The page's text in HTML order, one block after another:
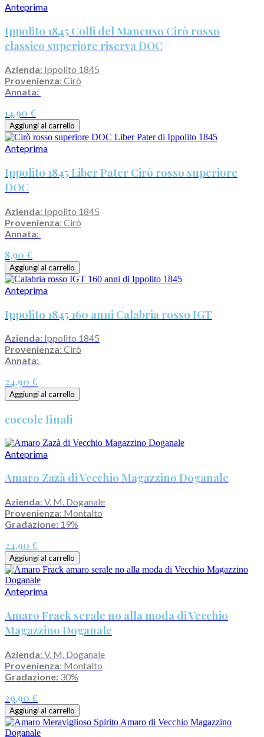
Anteprima
Ippolito 1845 Colli del Mancuso Cirò rosso
classico superiore riserva DOC
Azienda: Ippolito 1845
Provenienza: Cirò
Annata:
14,90 €
Aggiungi al carrello
Anteprima
Ippolito 1845 Liber Pater Cirò rosso superiore
DOC
Azienda: Ippolito 1845
Provenienza: Cirò
Annata:
8,90 €
Aggiungi al carrello
Anteprima
Ippolito 1845 160 anni Calabria rosso IGT
Azienda: Ippolito 1845
Provenienza: Cirò
Annata:
24,90 €
Aggiungi al carrello
coccole finali
Anteprima
Amaro Zazà di Vecchio Magazzino Doganale
Azienda: V. M. Doganale
Provenienza: Montalto
Gradazione: 19%
24,90 €
Aggiungi al carrello
Anteprima
Amaro Frack serale no alla moda di Vecchio
Magazzino Doganale
Azienda: V. M. Doganale
Provenienza: Montalto
Gradazione: 30%
29,90 €
Aggiungi al carrello